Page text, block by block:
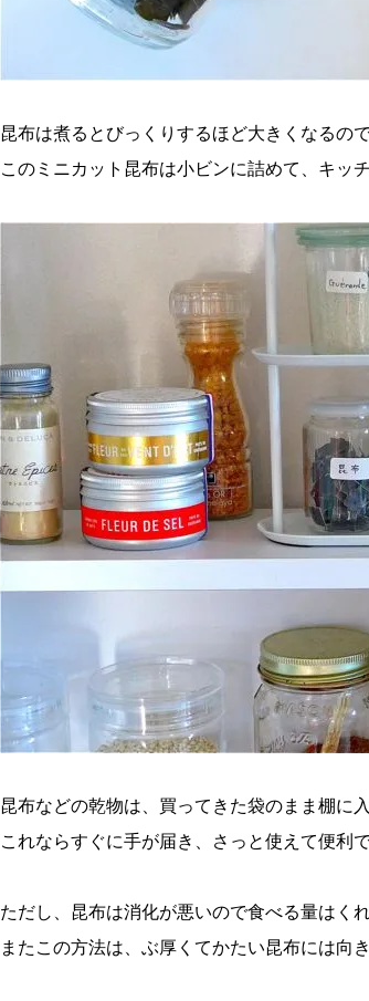
昆布は煮るとびっくりするほど大きくなるの
このミニカット昆布は小ビンに詰めて、キッ
昆布などの乾物は、買ってきた袋のまま棚に
これならすぐに手が届き、さっと使えて便利で
ただし、昆布は消化が悪いので食べる量はく
またこの方法は、ぶ厚くてかたい昆布には向き